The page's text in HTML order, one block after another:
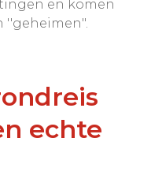
en komen
''geheimen".
echte